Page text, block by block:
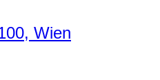
Wien